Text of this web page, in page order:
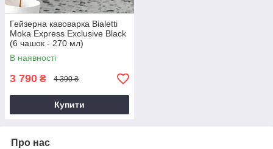
Гейзерна кавоварка Bialetti
Moka Express Exclusive Black
(6 чашок - 270 мл)
В наявності
3 790 ₴ 4 390 ₴
Купити
Про нас